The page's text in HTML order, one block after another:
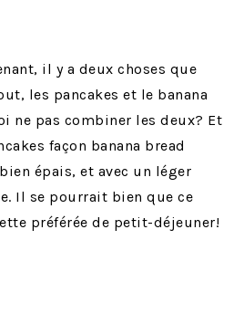
il y a deux choses que
les pancakes et le banana
ne pas combiner les deux? Et
façon banana bread
épais, et avec un léger
Il se pourrait bien que ce
préférée de petit-déjeuner!